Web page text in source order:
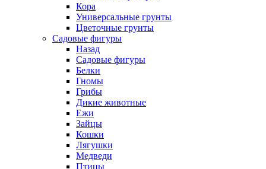
Кора
Универсальные грунты
Цветочные грунты
Садовые фигуры
Назад
Садовые фигуры
Белки
Гномы
Грибы
Дикие животные
Ежи
Зайцы
Кошки
Лягушки
Медведи
Птицы